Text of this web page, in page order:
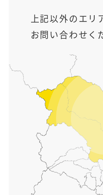
上記以外のエリ
お問い合わせく